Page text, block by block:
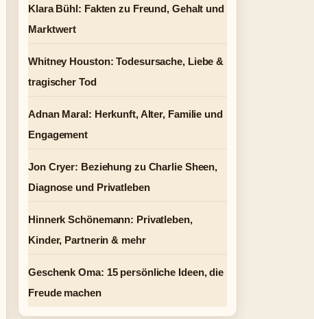
Klara Bühl: Fakten zu Freund, Gehalt und
Marktwert
Whitney Houston: Todesursache, Liebe &
tragischer Tod
Adnan Maral: Herkunft, Alter, Familie und
Engagement
Jon Cryer: Beziehung zu Charlie Sheen,
Diagnose und Privatleben
Hinnerk Schönemann: Privatleben,
Kinder, Partnerin & mehr
Geschenk Oma: 15 persönliche Ideen, die
Freude machen